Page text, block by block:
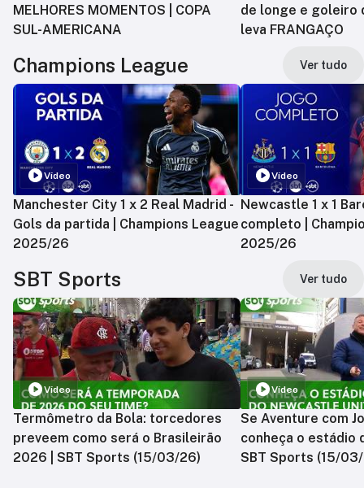
MELHORES MOMENTOS | COPA
SUL-AMERICANA
de longe e goleiro
leva FRANGAÇO
Champions League Ver tudo
Vídeo
Manchester City 1 x 2 Real Madrid -
Gols da partida | Champions League
2025/26
Vídeo
Newcastle 1 x 1
completo |
2025/26
SBT Sports Ver tudo
Vídeo
Termômetro da Bola: torcedores
preveem como será o Brasileirão
2026 | SBT Sports (15/03/26)
Vídeo
Se Aventure com
conheça o estádio
SBT Sports (15/